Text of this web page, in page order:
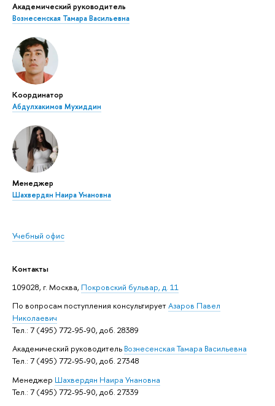
Академический руководитель
Вознесенская Тамара Васильевна
Координатор
Абдулхакимов Мухиддин
Менеджер
Шахвердян Наира Унановна
Учебный офис
Контакты
109028, г. Москва, Покровский бульвар, д. 11
По вопросам поступления консультируетАзаров Павел
Николаевич
Тел.: 7 (495) 772-95-90, доб. 28389
Академический руководитель Вознесенская Тамара Васильевна
Тел.: 7 (495) 772-95-90, доб. 27348
Менеджер Шахвердян Наира Унановна
Тел.: 7 (495) 772-95-90, доб. 27339